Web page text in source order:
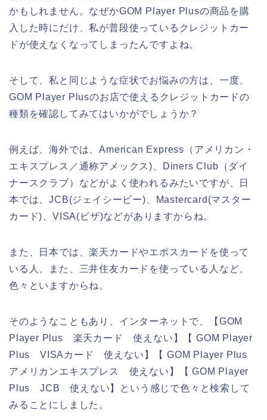
かもしれません。なぜかGOM Player Plusの商品を購
入した時にだけ、私が普段使っているクレジットカー
ドが使えなくなってしまったんですよね。
そして、私と同じような症状でお悩みの方は、一度、
GOM Player Plusのお店で使えるクレジットカードの
種類を確認してみてはいかがでしょうか？
例えば、海外では、American Express（アメリカン・
エキスプレス／通称アメックス)、Diners Club（ダイ
ナースクラブ）などがよく使われるみたいですが、日
本では、JCB(ジェイシービー)、Mastercard(マスター
カード)、VISA(ビザ)などがありますからね。
また、日本では、楽天カードやエポスカードを使って
いる人、また、三井住友カードを使っている人など、
色々といますからね。
そのようなこともあり、インターネットで、【GOM
Player Plus 楽天カード 使えない】【 GOM Player
Plus VISAカード 使えない】【 GOM Player Plus
アメリカンエキスプレス 使えない】【 GOM Player
Plus JCB 使えない】という感じで色々と検索して
みることにしました。